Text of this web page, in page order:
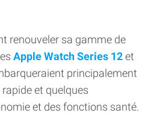
renouveler sa gamme de
Apple Watch Series 12et
principalement
et quelques
et des fonctions santé.